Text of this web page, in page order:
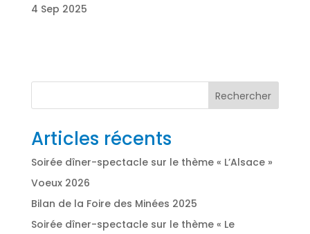
4 Sep 2025
Rechercher
Articles récents
Soirée dîner-spectacle sur le thème « L’Alsace »
Voeux 2026
Bilan de la Foire des Minées 2025
Soirée dîner-spectacle sur le thème « Le